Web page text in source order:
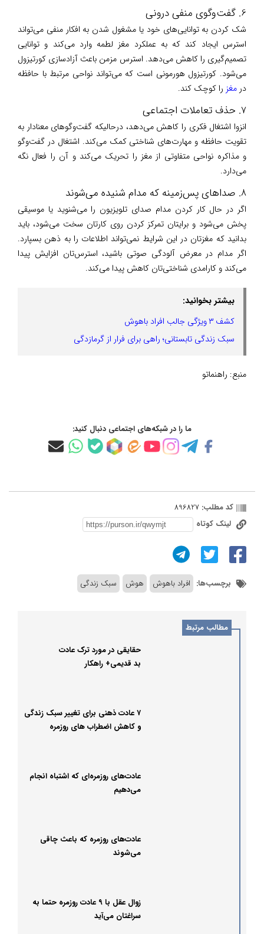
6. گفت‌وگوی منفی درونی
شک کردن به توانایی‌های خود یا مشغول شدن به افکار منفی می‌تواند
استرس ایجاد کند که به عملکرد مغز لطمه وارد می‌کند و توانایی
تصمیم‌گیری را کاهش می‌دهد. استرس مزمن باعث آزادسازی کورتیزول
می‌شود. کورتیزول هورمونی است که می‌تواند نواحی مرتبط با حافظه
در مغز را کوچک کند.
7. حذف تعاملات اجتماعی
انزوا اشتغال فکری را کاهش می‌دهد، درحالیکه گفت‌وگوهای معنادار به
تقویت حافظه و مهارت‌های شناختی کمک می‌کند. اشتغال در گفت‌وگو
و مذاکره نواحی متفاوتی از مغز را تحریک می‌کند و آن را فعال نگه
می‌دارد.
8. صداهای پس‌زمینه که مدام شنیده می‌شوند
اگر در حال کار کردن مدام صدای تلویزیون را می‌شنوید یا موسیقی
پخش می‌شود و برایتان تمرکز کردن روی کارتان سخت می‌شود، باید
بدانید که مغزتان در این شرایط نمی‌تواند اطلاعات را به ذهن بسپارد.
اگر مدام در معرض آلودگی صوتی باشید، استرس‌تان افزایش پیدا
می‌کند و کارامدی شناختی‌تان کاهش پیدا می‌کند.
بیشتر بخوانید:
کشف ۳ ویژگی جالب افراد باهوش
سبک زندگی تابستانی؛ راهی برای فرار از گرمازدگی
منبع: راهنماتو
ما را در شبکه‌های اجتماعی دنبال کنید:
کد مطلب: 896827
لینک کوتاه
برچسب‌ها: افراد باهوش هوش سبک زندگی
مطالب مرتبط
حقایقی در مورد ترک عادت
بد قدیمی+ راهکار
۷ عادت ذهنی برای تغییر سبک زندگی
و کاهش اضطراب های روزمره
عادت‌های روزمره‌ای که اشتباه انجام
می‌دهیم
عادت‌های روزمره که باعث چاقی
می‌شوند
زوال عقل با ۹ عادت روزمره حتما به
سراغتان می‌آید